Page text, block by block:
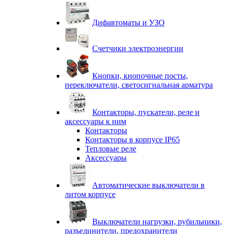
Дифавтоматы и УЗО
Счетчики электроэнергии
Кнопки, кнопочные посты,
переключатели, светосигнальная арматура
Контакторы, пускатели, реле и
аксессуары к ним
Контакторы
Контакторы в корпусе IP65
Тепловые реле
Аксессуары
Автоматические выключатели в
литом корпусе
Выключатели нагрузки, рубильники,
разъединители, предохранители